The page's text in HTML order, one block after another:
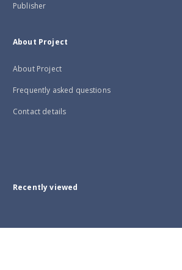
Publisher
About Project
About Project
Frequently asked questions
Contact details
Recently viewed